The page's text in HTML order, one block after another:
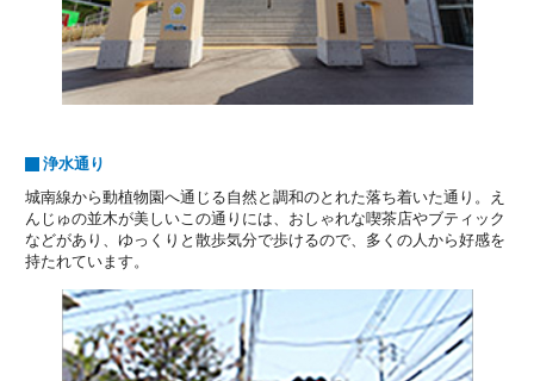
浄水通り
城南線から動植物園へ通じる自然と調和のとれた落ち着いた通り。え
んじゅの並木が美しいこの通りには、おしゃれな喫茶店やブティック
などがあり、ゆっくりと散歩気分で歩けるので、多くの人から好感を
持たれています。